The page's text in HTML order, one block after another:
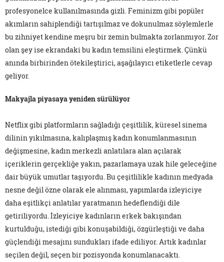
profesyonelce kullanılmasında gizli. Feminizm gibi popüler
akımların sahiplendiği tartışılmaz ve dokunulmaz söylemlerle
bu zihniyet kendine meşru bir zemin bulmakta zorlanmıyor. Zor
olan şey ise ekrandaki bu kadın temsilini eleştirmek. Çünkü
anında birbirinden ötekileştirici, aşağılayıcı etiketlerle cevap
geliyor.
Makyajla piyasaya yeniden sürülüyor
Netflix gibi platformların sağladığı çeşitlilik, küresel sinema
dilinin yıkılmasına, kalıplaşmış kadın konumlanmasının
değişmesine, kadın merkezli anlatılara alan açılarak
içeriklerin gerçekliğe yakın, pazarlamaya uzak hile geleceğine
dair büyük umutlar taşıyordu. Bu çeşitlilikle kadının medyada
nesne değil özne olarak ele alınması, yapımlarda izleyiciye
daha eşitlikçi anlatılar yaratmanın hedeflendiği dile
getiriliyordu. İzleyiciye kadınların erkek bakışından
kurtulduğu, istediği gibi konuşabildiği, özgürleştiği ve daha
güçlendiği mesajını sundukları ifade ediliyor. Artık kadınlar
seçilen değil, seçen bir pozisyonda konumlanacaktı.